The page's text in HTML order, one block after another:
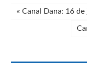
« Canal Dana: 16